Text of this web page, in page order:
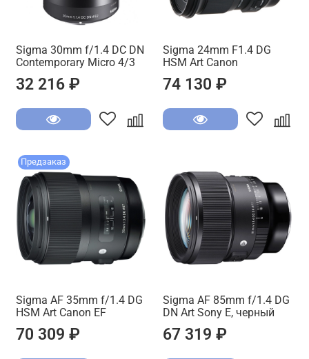
Sigma 30mm f/1.4 DC DN
Contemporary Micro 4/3
32 216 ₽
Sigma 24mm F1.4 DG
HSM Art Canon
74 130 ₽
Предзаказ
Sigma AF 35mm f/1.4 DG
HSM Art Canon EF
70 309 ₽
Sigma AF 85mm f/1.4 DG
DN Art Sony E, черный
67 319 ₽